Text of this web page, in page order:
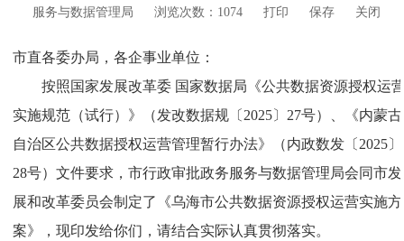
服务与数据管理局
浏览次数： 1074 打印 保存 关闭
市直各委办局，各企事业单位：
按照国家发展改革委 国家数据局《公共数据资源授权运
实施规范（试行）》（发改数据规〔2025〕27号）、《内蒙古
自治区公共数据授权运营管理暂行办法》（内政数发〔2025〕
28号）文件要求，市行政审批政务服务与数据管理局会同市发
展和改革委员会制定了《乌海市公共数据资源授权运营实施方
案》，现印发给你们，请结合实际认真贯彻落实。